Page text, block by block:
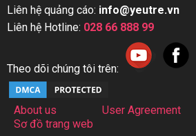
Liên hệ quảng cáo: info@yeutre.vn
Liên hệ Hotline: 028 66 888 99
Theo dõi chúng tôi trên:
About us User Agreement
Sơ đồ trang web